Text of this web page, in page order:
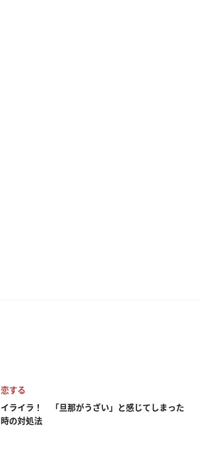
恋する
イライラ！ 「旦那がうざい」と感じてしまった
時の対処法